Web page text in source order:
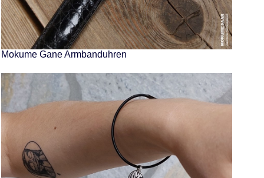
Mokume Gane Armbanduhren